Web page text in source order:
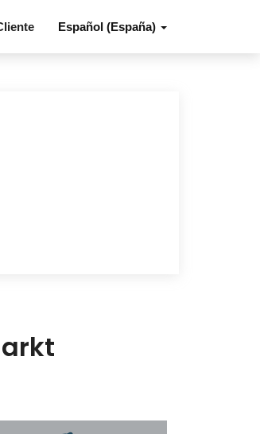
Español (España)